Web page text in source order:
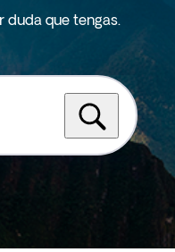
que tengas.